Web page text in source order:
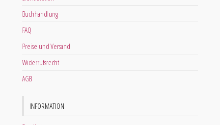
Buchhandlung
FAQ
Preise und Versand
Widerrufsrecht
AGB
INFORMATION